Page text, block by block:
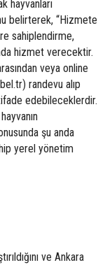
hayvanları
belirterek, “Hizmete
sahiplendirme,
hizmet verecektir.
veya online
randevu alıp
edebileceklerdir.
şu anda
yerel yönetim
ve Ankara